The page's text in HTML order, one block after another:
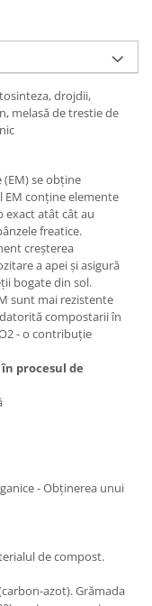
drojdii,
melasă de trestie de
se obține
EM conține elemente
exact atât cât au
freatice.
creșterea
a apei și asigură
bogate din sol.
sunt mai rezistente
compostarii în
- o contribuție
procesul de
- Obținerea unui
de compost.
azot). Grămada